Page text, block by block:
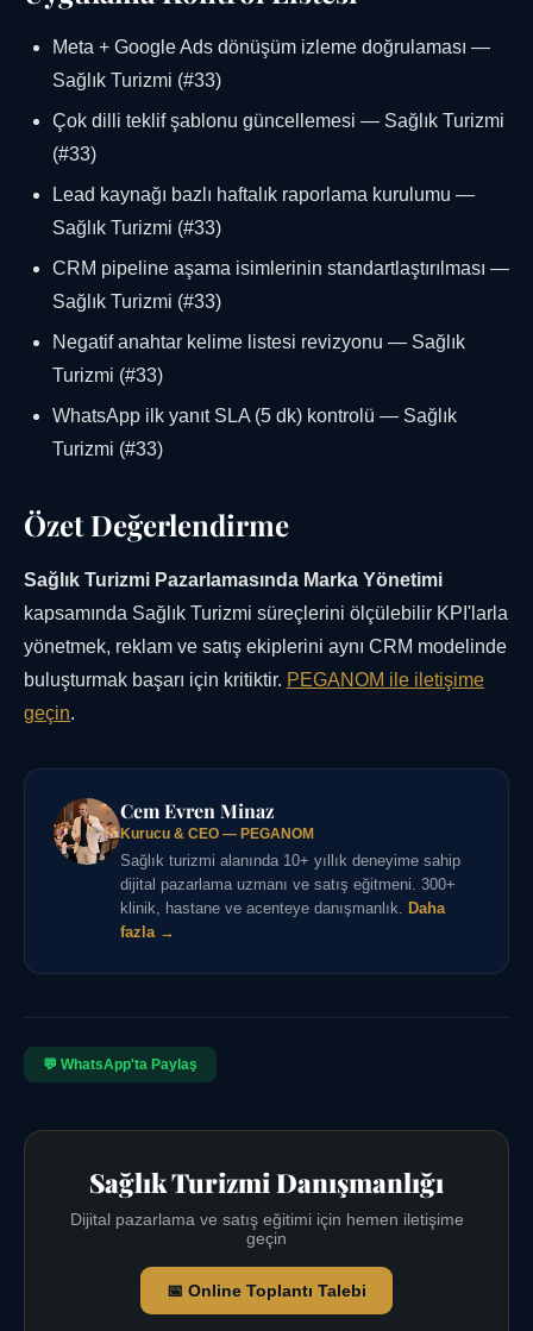
Meta + Google Ads dönüşüm izleme doğrulaması —
Sağlık Turizmi (#33)
Çok dilli teklif şablonu güncellemesi — Sağlık Turizmi
(#33)
Lead kaynağı bazlı haftalık raporlama kurulumu —
Sağlık Turizmi (#33)
CRM pipeline aşama isimlerinin standartlaştırılması —
Sağlık Turizmi (#33)
Negatif anahtar kelime listesi revizyonu — Sağlık
Turizmi (#33)
WhatsApp ilk yanıt SLA (5 dk) kontrolü — Sağlık
Turizmi (#33)
Özet Değerlendirme
Sağlık Turizmi Pazarlamasında Marka Yönetimi
kapsamında Sağlık Turizmi süreçlerini ölçülebilir KPI'larla
yönetmek, reklam ve satış ekiplerini aynı CRM modelinde
buluşturmak başarı için kritiktir. PEGANOM ile iletişime
geçin.
Cem Evren Minaz
Kurucu & CEO — PEGANOM
Sağlık turizmi alanında 10+ yıllık deneyime sahip
dijital pazarlama uzmanı ve satış eğitmeni. 300+
klinik, hastane ve acenteye danışmanlık. Daha
fazla →
💬 WhatsApp'ta Paylaş
Sağlık Turizmi Danışmanlığı
Dijital pazarlama ve satış eğitimi için hemen iletişime
geçin
📅 Online Toplantı Talebi